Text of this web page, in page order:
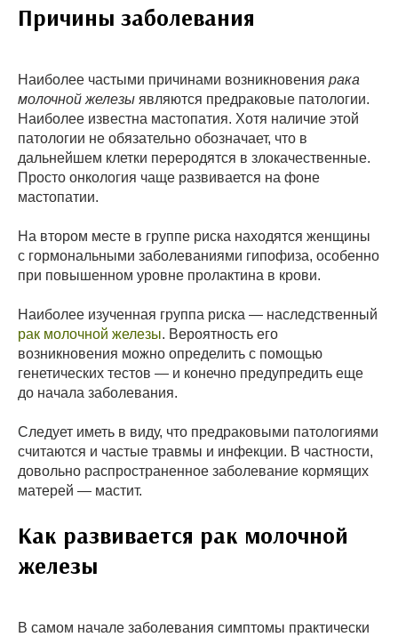
Причины заболевания
Наиболее частыми причинами возникновения рака
молочной железы являются предраковые патологии.
Наиболее известна мастопатия. Хотя наличие этой
патологии не обязательно обозначает, что в
дальнейшем клетки переродятся в злокачественные.
Просто онкология чаще развивается на фоне
мастопатии.
На втором месте в группе риска находятся женщины
с гормональными заболеваниями гипофиза, особенно
при повышенном уровне пролактина в крови.
Наиболее изученная группа риска — наследственный
рак молочной железы. Вероятность его
возникновения можно определить с помощью
генетических тестов — и конечно предупредить еще
до начала заболевания.
Следует иметь в виду, что предраковыми патологиями
считаются и частые травмы и инфекции. В частности,
довольно распространенное заболевание кормящих
матерей — мастит.
Как развивается рак молочной
железы
В самом начале заболевания симптомы практически